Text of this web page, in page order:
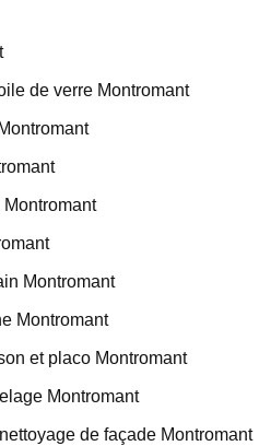
de verre Montromant
Montromant
Montromant
et placo Montromant
Montromant
de façade Montromant